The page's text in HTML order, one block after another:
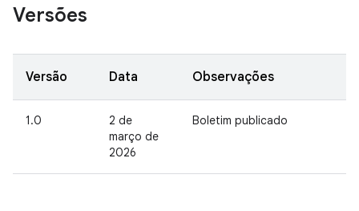
Versões
Versão Data Observações
1.0
2 de
março de
2026
Boletim publicado